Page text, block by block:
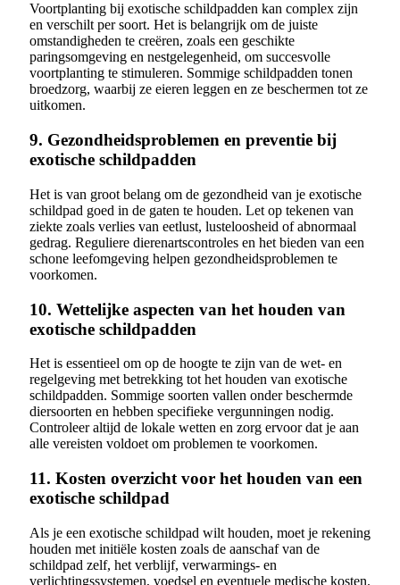
Voortplanting bij exotische schildpadden kan complex zijn
en verschilt per soort. Het is belangrijk om de juiste
omstandigheden te creëren, zoals een geschikte
paringsomgeving en nestgelegenheid, om succesvolle
voortplanting te stimuleren. Sommige schildpadden tonen
broedzorg, waarbij ze eieren leggen en ze beschermen tot ze
uitkomen.
9. Gezondheidsproblemen en preventie bij
exotische schildpadden
Het is van groot belang om de gezondheid van je exotische
schildpad goed in de gaten te houden. Let op tekenen van
ziekte zoals verlies van eetlust, lusteloosheid of abnormaal
gedrag. Reguliere dierenartscontroles en het bieden van een
schone leefomgeving helpen gezondheidsproblemen te
voorkomen.
10. Wettelijke aspecten van het houden van
exotische schildpadden
Het is essentieel om op de hoogte te zijn van de wet- en
regelgeving met betrekking tot het houden van exotische
schildpadden. Sommige soorten vallen onder beschermde
diersoorten en hebben specifieke vergunningen nodig.
Controleer altijd de lokale wetten en zorg ervoor dat je aan
alle vereisten voldoet om problemen te voorkomen.
11. Kosten overzicht voor het houden van een
exotische schildpad
Als je een exotische schildpad wilt houden, moet je rekening
houden met initiële kosten zoals de aanschaf van de
schildpad zelf, het verblijf, verwarmings- en
verlichtingssystemen, voedsel en eventuele medische kosten.